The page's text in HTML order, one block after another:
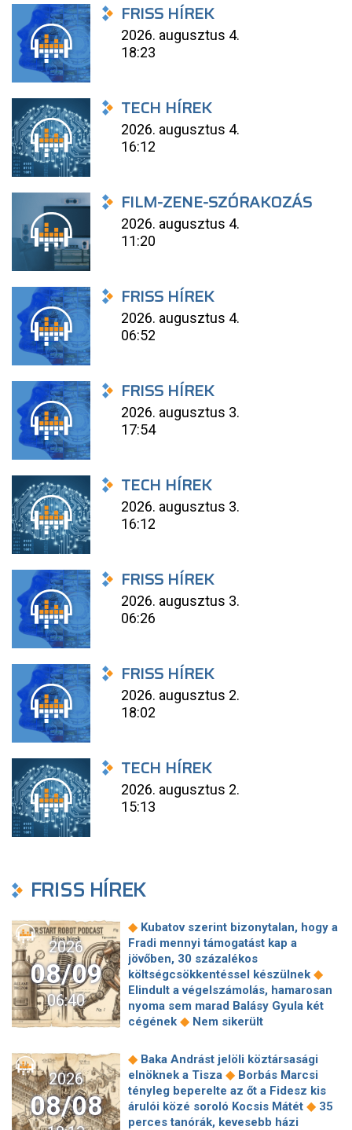
FRISS HÍREK
2026. augusztus 4.
18:23
TECH HÍREK
2026. augusztus 4.
16:12
FILM-ZENE-SZÓRAKOZÁS
2026. augusztus 4.
11:20
FRISS HÍREK
2026. augusztus 4.
06:52
FRISS HÍREK
2026. augusztus 3.
17:54
TECH HÍREK
2026. augusztus 3.
16:12
FRISS HÍREK
2026. augusztus 3.
06:26
FRISS HÍREK
2026. augusztus 2.
18:02
TECH HÍREK
2026. augusztus 2.
15:13
FRISS HÍREK
2026
08/09
06:40
◆ Kubatov szerint bizonytalan, hogy a
Fradi mennyi támogatást kap a
jövőben, 30 százalékos
költségcsökkentéssel készülnek ◆
Elindult a végelszámolás, hamarosan
nyoma sem marad Balásy Gyula két
cégének ◆ Nem sikerült
tojással dobálták meg a
miniszterelnököt – Koszovóban ◆
Szépségipar és orvosi turizmus:
milyen erős Budapest a plasztikai
sebészet térképén? ◆ 72 óra
2026
08/08
◆ Baka Andrást jelöli köztársasági
elnöknek a Tisza ◆ Borbás Marcsi
tényleg beperelte az őt a Fidesz kis
árulói közé soroló Kocsis Mátét ◆ 35
perces tanórák, kevesebb házi